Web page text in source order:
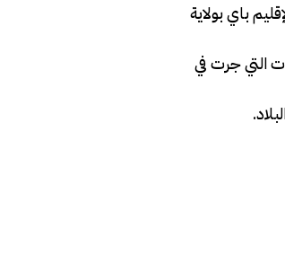
باي بولاية
التي جرت في